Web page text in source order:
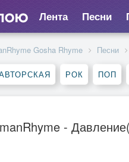
Лента Песни
Gosha Rhyme Песни
РОК ПОП
-